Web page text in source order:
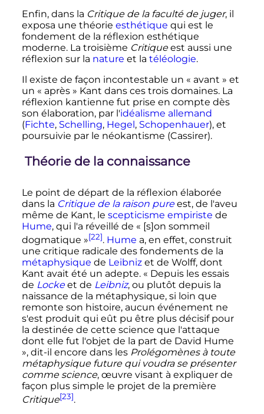
Enfin, dans la Critique de la faculté de juger, il
exposa une théorie esthétique qui est le
fondement de la réflexion esthétique
moderne. La troisième Critiqueest aussi une
réflexion sur la nature et la téléologie.
Il existe de façon incontestable un « avant » et
un « après » Kant dans ces trois domaines. La
réflexion kantienne fut prise en compte dès
son élaboration, par l'idéalisme allemand
(Fichte, Schelling, Hegel , Schopenhauer), et
poursuivie par le néokantisme (Cassirer).
Théorie de la connaissance
Le point de départ de la réflexion élaborée
dans la Critique de la raison pureest, de l'aveu
même de Kant, le scepticisme empiriste de
Hume, qui l'a réveillé de « [s]on sommeil
dogmatique »[22]. Hume a, en effet, construit
une critique radicale des fondements de la
métaphysique de Leibnizet de Wolff, dont
Kant avait été un adepte. « Depuis les essais
de Lockeet de Leibniz, ou plutôt depuis la
naissance de la métaphysique, si loin que
remonte son histoire, aucun événement ne
s'est produit qui eût pu être plus décisif pour
la destinée de cette science que l'attaque
dont elle fut l'objet de la part de David Hume
», dit-il encore dans les Prolégomènes à toute
métaphysique future qui voudra se présenter
comme science, œuvre visant à expliquer de
façon plus simple le projet de la première
Critique[23].